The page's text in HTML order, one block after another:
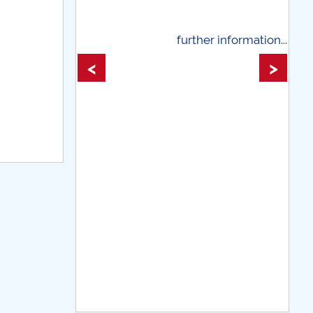
further information...
< >